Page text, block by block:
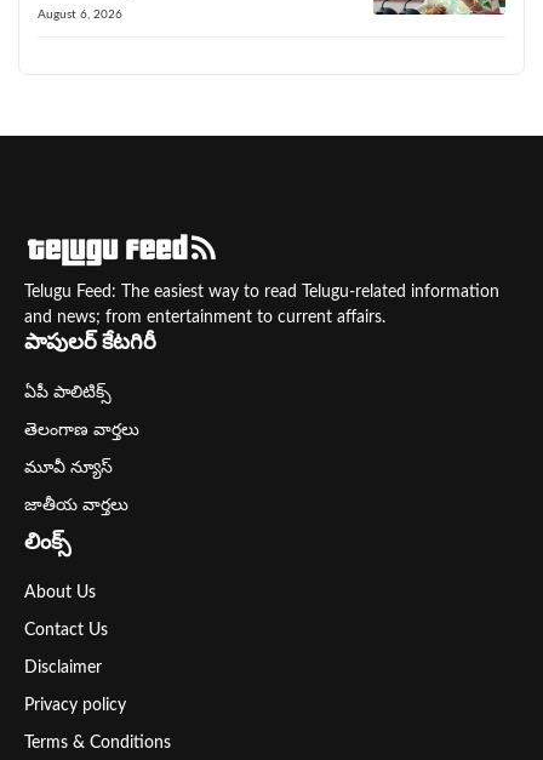
August 6, 2026
Telugu Feed: The easiest way to read Telugu-related information
and news; from entertainment to current affairs.
పాపులర్ కేటగిరీ
ఏపీ పాలిటిక్స్
తెలంగాణ వార్తలు
మూవీ న్యూస్
జాతీయ వార్తలు
లింక్స్
About Us
Contact Us
Disclaimer
Privacy policy
Terms & Conditions